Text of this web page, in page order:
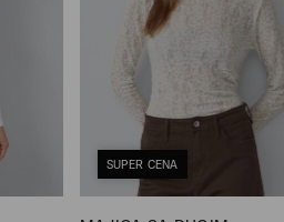
SUPER CENA